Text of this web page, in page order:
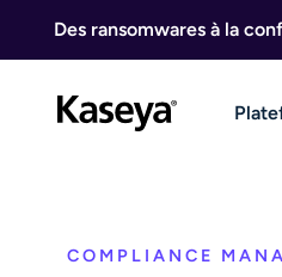
Des ransomwares à la
COMPLIANCE